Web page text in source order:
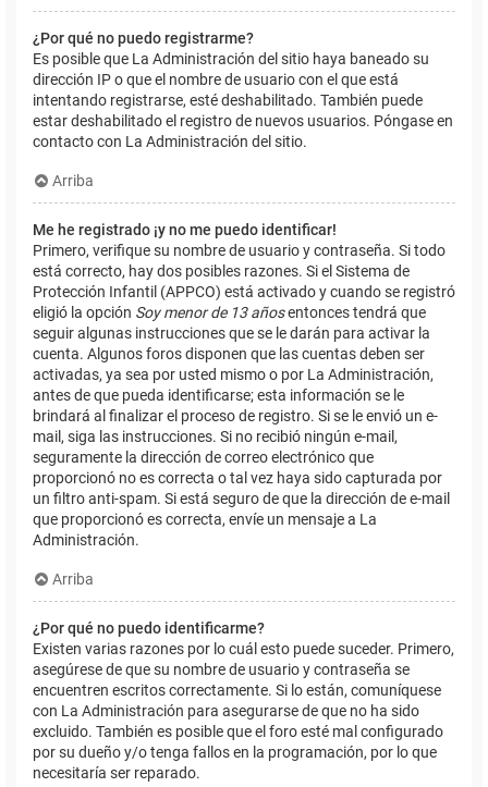
¿Por qué no puedo registrarme?
Es posible que La Administración del sitio haya baneado su
dirección IP o que el nombre de usuario con el que está
intentando registrarse, esté deshabilitado. También puede
estar deshabilitado el registro de nuevos usuarios. Póngase en
contacto con La Administración del sitio.
Arriba
Me he registrado ¡y no me puedo identificar!
Primero, verifique su nombre de usuario y contraseña. Si todo
está correcto, hay dos posibles razones. Si el Sistema de
Protección Infantil (APPCO) está activado y cuando se registró
eligió la opción Soy menor de 13 añosentonces tendrá que
seguir algunas instrucciones que se le darán para activar la
cuenta. Algunos foros disponen que las cuentas deben ser
activadas, ya sea por usted mismo o por La Administración,
antes de que pueda identificarse; esta información se le
brindará al finalizar el proceso de registro. Si se le envió un e-
mail, siga las instrucciones. Si no recibió ningún e-mail,
seguramente la dirección de correo electrónico que
proporcionó no es correcta o tal vez haya sido capturada por
un filtro anti-spam. Si está seguro de que la dirección de e-mail
que proporcionó es correcta, envíe un mensaje a La
Administración.
Arriba
¿Por qué no puedo identificarme?
Existen varias razones por lo cuál esto puede suceder. Primero,
asegúrese de que su nombre de usuario y contraseña se
encuentren escritos correctamente. Si lo están, comuníquese
con La Administración para asegurarse de que no ha sido
excluido. También es posible que el foro esté mal configurado
por su dueño y/o tenga fallos en la programación, por lo que
necesitaría ser reparado.